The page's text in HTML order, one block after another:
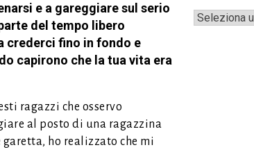
e a gareggiare sul serio
del tempo libero
crederci fino in fondo e
capirono che la tua vita era
ragazzi che osservo
al posto di una ragazzina
ho realizzato che mi
Categorie